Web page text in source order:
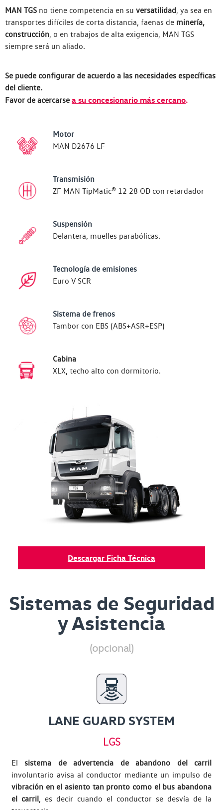
MAN TGS no tiene competencia en su versatilidad, ya sea en
transportes difíciles de corta distancia, faenas de minería,
construcción, o en trabajos de alta exigencia, MAN TGS
siempre será un aliado.
Se puede configurar de acuerdo a las necesidades específicas
del cliente.
Favor de acercarse a su concesionario más cercano.
Motor
MAN D2676 LF
Transmisión
ZF MAN TipMatic® 12 28 OD con retardador
Suspensión
Delantera, muelles parabólicas.
Tecnología de emisiones
Euro V SCR
Sistema de frenos
Tambor con EBS (ABS+ASR+ESP)
Cabina
XLX, techo alto con dormitorio.
Descargar Ficha Técnica
Sistemas de Seguridad
y Asistencia
(opcional)
LANE GUARD SYSTEM
LGS
El sistema de advertencia de abandono del carril
involuntario avisa al conductor mediante un impulso de
vibración en el asiento tan pronto como el bus abandona
el carril, es decir cuando el conductor se desvía de la